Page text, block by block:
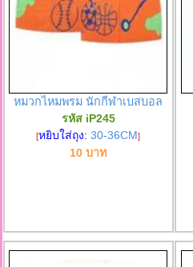
หมวกไหมพรม นักกีฬาเบสบอล
รหัส iP245
[หยิบใส่ถุง:30-36CM]
10 บาท